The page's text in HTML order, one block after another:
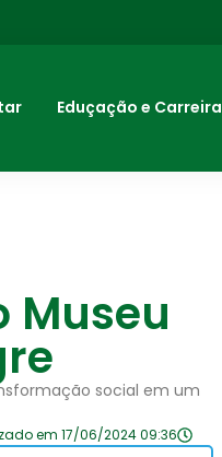
Eduçação e Carreira
Museu
social em um
em 17/06/2024 09:36